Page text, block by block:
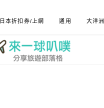
日本折扣券/上網 通用 大洋洲